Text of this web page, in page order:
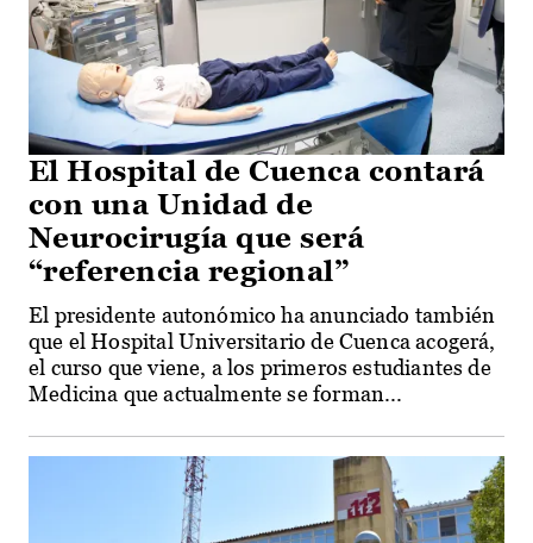
El Hospital de Cuenca contará
con una Unidad de
Neurocirugía que será
“referencia regional”
El presidente autonómico ha anunciado también
que el Hospital Universitario de Cuenca acogerá,
el curso que viene, a los primeros estudiantes de
Medicina que actualmente se forman...